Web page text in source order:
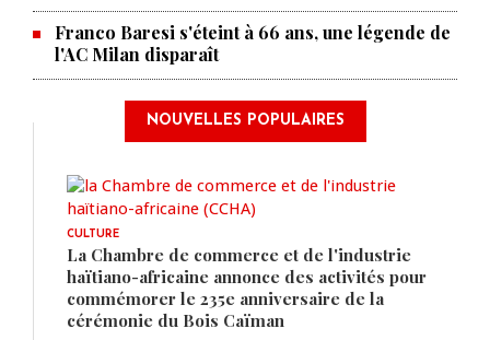
Franco Baresi s'éteint à 66 ans, une légende de
l'AC Milan disparaît
NOUVELLES POPULAIRES
CULTURE
La Chambre de commerce et de l'industrie
haïtiano-africaine annonce des activités pour
commémorer le 235e anniversaire de la
cérémonie du Bois Caïman